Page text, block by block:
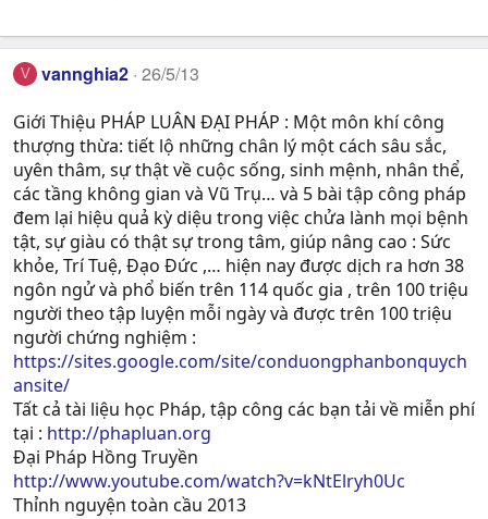
V vannghia2 26/5/13
Giới Thiệu PHÁP LUÂN ĐẠI PHÁP : Một môn khí công
thượng thừa: tiết lộ những chân lý một cách sâu sắc,
uyên thâm, sự thật về cuộc sống, sinh mệnh, nhân thể,
các tầng không gian và Vũ Trụ… và 5 bài tập công pháp
đem lại hiệu quả kỳ diệu trong việc chửa lành mọi bệnh
tật, sự giàu có thật sự trong tâm, giúp nâng cao : Sức
khỏe, Trí Tuệ, Ðạo Ðức ,… hiện nay được dịch ra hơn 38
ngôn ngử và phổ biến trên 114 quốc gia , trên 100 triệu
người theo tập luyện mỗi ngày và được trên 100 triệu
người chứng nghiệm :
https://sites.google.com/site/conduongphanbonquych
ansite/
Tất cả tài liệu học Pháp, tập công các bạn tải về miễn phí
tại : http://phapluan.org
Đại Pháp Hồng Truyền
http://www.youtube.com/watch?v=kNtElryh0Uc
Thỉnh nguyện toàn cầu 2013